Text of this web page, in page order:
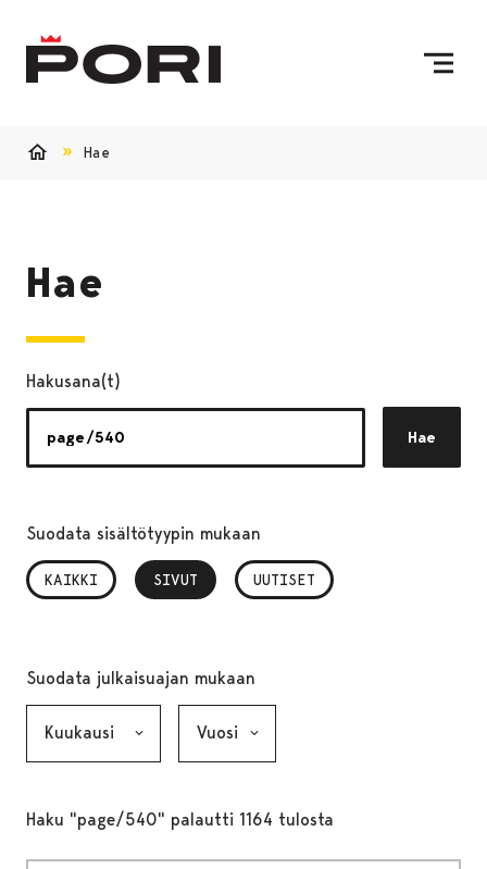
Hae
Hae
Hakusana(t)
Hae
Suodata sisältötyypin mukaan
KAIKKI SIVUT
, VALITTU UUTISET
Suodata julkaisuajan mukaan
Haku "page/540" palautti 1164 tulosta